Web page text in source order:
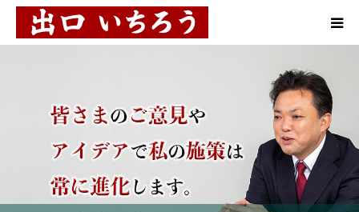
10の施策
お知らせ
活動報告